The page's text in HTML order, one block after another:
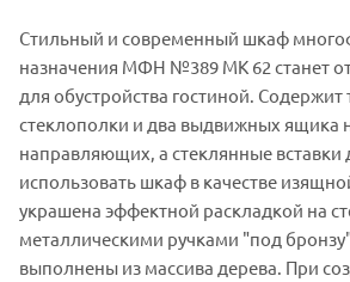
Стильный и современный шкаф
назначения МФН №389 МК 62 станет
для обустройства гостиной.
стеклополки и два выдвижных ящика
направляющих, а стеклянные вставки
использовать шкаф в качестве
украшена эффектной раскладкой на
металлическими ручками "под
выполнены из массива дерева. При